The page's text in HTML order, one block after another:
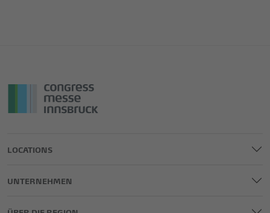
LOCATIONS
UNTERNEHMEN